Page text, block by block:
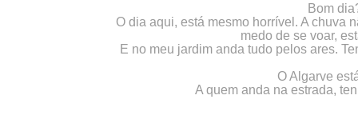
Bom
O dia aqui, está mesmo horrível. A chuva
medo de se voar,
E no meu jardim anda tudo pelos ares.
O Algarve
A quem anda na estrada,